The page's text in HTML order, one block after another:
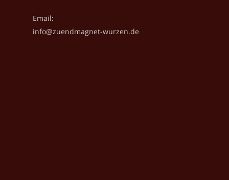
Email:
info@zuendmagnet-wurzen.de